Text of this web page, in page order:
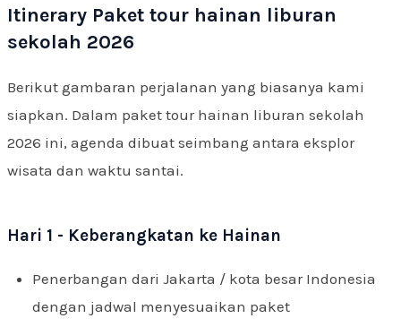
Itinerary Paket tour hainan liburan
sekolah 2026
Berikut gambaran perjalanan yang biasanya kami
siapkan. Dalam paket tour hainan liburan sekolah
2026 ini, agenda dibuat seimbang antara eksplor
wisata dan waktu santai.
Hari 1 - Keberangkatan ke Hainan
Penerbangan dari Jakarta / kota besar Indonesia
dengan jadwal menyesuaikan paket